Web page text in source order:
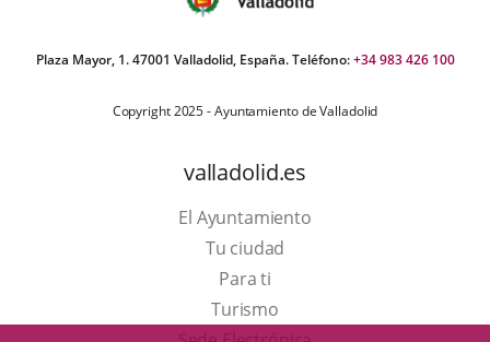
Plaza Mayor, 1. 47001 Valladolid, España. Teléfono:+34 983 426 100
Copyright 2025 - Ayuntamiento de Valladolid
valladolid.es
El Ayuntamiento
Tu ciudad
Para ti
TurismoEste